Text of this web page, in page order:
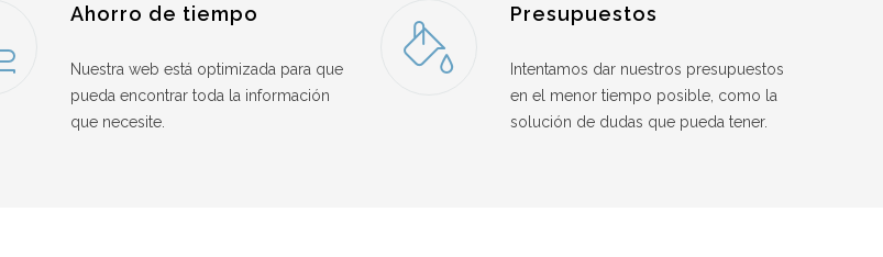
Ahorro de tiempo
Nuestra web está optimizada para que
pueda encontrar toda la información
que necesite.
Presupuestos
Intentamos dar nuestros presupuestos
en el menor tiempo posible, como la
solución de dudas que pueda tener.